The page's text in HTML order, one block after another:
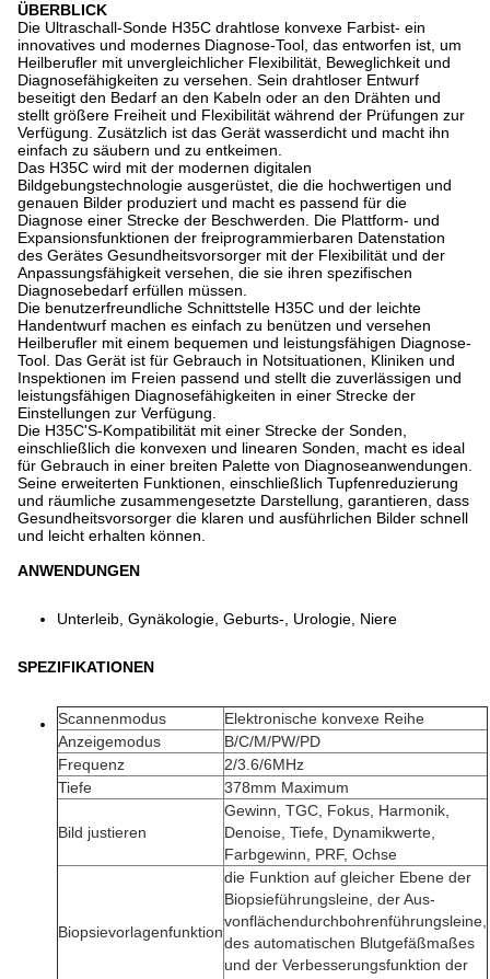
ÜBERBLICK
Die Ultraschall-Sonde H35C drahtlose konvexe Farbist- ein
innovatives und modernes Diagnose-Tool, das entworfen ist, um
Heilberufler mit unvergleichlicher Flexibilität, Beweglichkeit und
Diagnosefähigkeiten zu versehen. Sein drahtloser Entwurf
beseitigt den Bedarf an den Kabeln oder an den Drähten und
stellt größere Freiheit und Flexibilität während der Prüfungen zur
Verfügung. Zusätzlich ist das Gerät wasserdicht und macht ihn
einfach zu säubern und zu entkeimen.
Das H35C wird mit der modernen digitalen
Bildgebungstechnologie ausgerüstet, die die hochwertigen und
genauen Bilder produziert und macht es passend für die
Diagnose einer Strecke der Beschwerden. Die Plattform- und
Expansionsfunktionen der freiprogrammierbaren Datenstation
des Gerätes Gesundheitsvorsorger mit der Flexibilität und der
Anpassungsfähigkeit versehen, die sie ihren spezifischen
Diagnosebedarf erfüllen müssen.
Die benutzerfreundliche Schnittstelle H35C und der leichte
Handentwurf machen es einfach zu benützen und versehen
Heilberufler mit einem bequemen und leistungsfähigen Diagnose-
Tool. Das Gerät ist für Gebrauch in Notsituationen, Kliniken und
Inspektionen im Freien passend und stellt die zuverlässigen und
leistungsfähigen Diagnosefähigkeiten in einer Strecke der
Einstellungen zur Verfügung.
Die H35C'S-Kompatibilität mit einer Strecke der Sonden,
einschließlich die konvexen und linearen Sonden, macht es ideal
für Gebrauch in einer breiten Palette von Diagnoseanwendungen.
Seine erweiterten Funktionen, einschließlich Tupfenreduzierung
und räumliche zusammengesetzte Darstellung, garantieren, dass
Gesundheitsvorsorger die klaren und ausführlichen Bilder schnell
und leicht erhalten können.
ANWENDUNGEN
Unterleib, Gynäkologie, Geburts-, Urologie, Niere
SPEZIFIKATIONEN
Scannenmodus
Elektronische konvexe Reihe
Anzeigemodus
B/C/M/PW/PD
Frequenz
2/3.6/6MHz
Tiefe
378mm Maximum
Bild justieren
Gewinn, TGC, Fokus, Harmonik,
Denoise, Tiefe, Dynamikwerte,
Farbgewinn, PRF, Ochse
Biopsievorlagenfunktion
die Funktion auf gleicher Ebene der
Biopsieführungsleine, der Aus-
vonflächendurchbohrenführungsleine,
des automatischen Blutgefäßmaßes
und der Verbesserungsfunktion der